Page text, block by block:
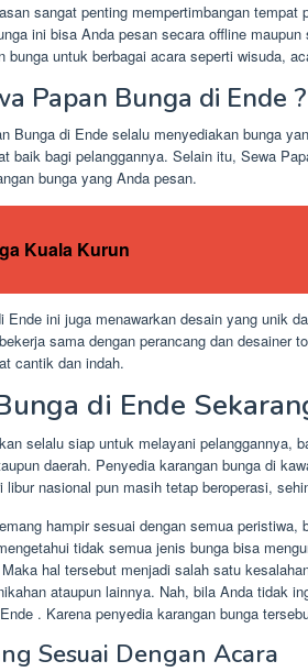
sangat penting mempertimbangan
ini bisa Anda pesan secara offline maupun
untuk berbagai acara seperti wisuda,
Papan Bunga di Ende ?
Bunga di Ende selalu menyediakan bunga
baik bagi pelanggannya. Selain itu, Sewa
bunga yang Anda pesan.
Kuala Kurun
ini juga menawarkan desain yang unik
sama dengan perancang dan desainer
cantik dan indah.
di Ende
selalu siap untuk melayani pelanggannya,
daerah. Penyedia karangan bunga di
nasional pun masih tetap beroperasi,
hampir sesuai dengan semua peristiwa,
tidak semua jenis bunga bisa
hal tersebut menjadi salah satu
ataupun lainnya. Nah, bila Anda tidak
. Karena penyedia karangan bunga
Sesuai Dengan Acara